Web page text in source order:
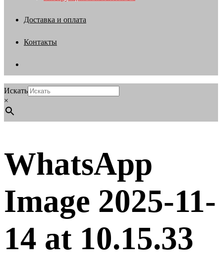
Доставка и оплата
Контакты
Искать
×
WhatsApp
Image 2025-11-
14 at 10.15.33